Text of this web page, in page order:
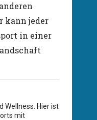
kann jeder
in einer
Wellness. Hier ist
mit